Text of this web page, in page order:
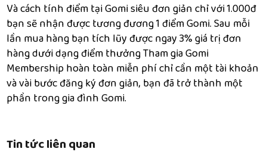
Và cách tính điểm tại Gomi siêu đơn giản chỉ với 1.000đ
bạn sẽ nhận được tương đương 1 điểm Gomi. Sau mỗi
lần mua hàng bạn tích lũy được ngay 3% giá trị đơn
hàng dưới dạng điểm thưởng Tham gia Gomi
Membership hoàn toàn miễn phí chỉ cần một tài khoản
và vài bước đăng ký đơn giản, bạn đã trở thành một
phần trong gia đình Gomi.
Tin tức liên quan